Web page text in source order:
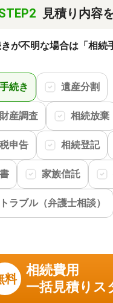
見積り内容
が不明な場合は「相続
続き 遺産分割
産調査 相続放棄
申告 相続登記
家族信託
ラブル（弁護士相談）
料
相続費用
一括見積りス